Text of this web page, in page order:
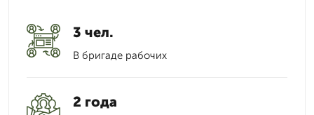
3 чел.
В бригаде рабочих
2 года